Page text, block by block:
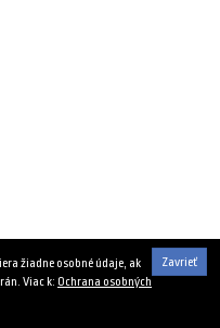
Zavrieť
žiadne osobné údaje, ak
Viac k: Ochrana osobných